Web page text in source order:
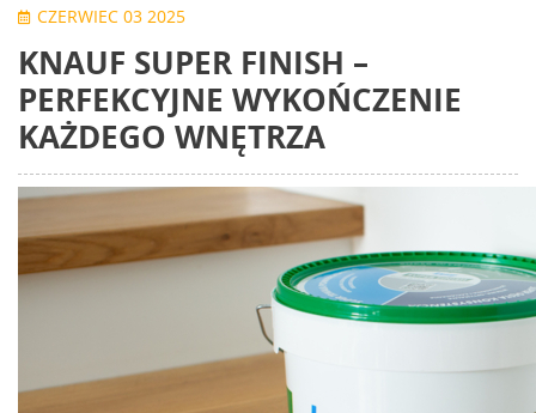
CZERWIEC 03 2025
KNAUF SUPER FINISH –
PERFEKCYJNE WYKOŃCZENIE
KAŻDEGO WNĘTRZA